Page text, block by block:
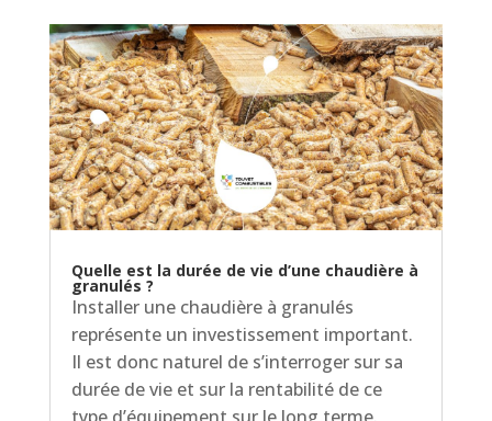
Quelle est la durée de vie d’une chaudière à
granulés ?
Installer une chaudière à granulés
représente un investissement important.
Il est donc naturel de s’interroger sur sa
durée de vie et sur la rentabilité de ce